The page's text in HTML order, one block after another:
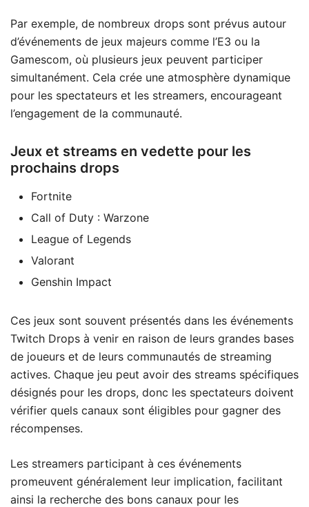
Par exemple, de nombreux drops sont prévus autour
d’événements de jeux majeurs comme l’E3 ou la
Gamescom, où plusieurs jeux peuvent participer
simultanément. Cela crée une atmosphère dynamique
pour les spectateurs et les streamers, encourageant
l’engagement de la communauté.
Jeux et streams en vedette pour les
prochains drops
Fortnite
Call of Duty : Warzone
League of Legends
Valorant
Genshin Impact
Ces jeux sont souvent présentés dans les événements
Twitch Drops à venir en raison de leurs grandes bases
de joueurs et de leurs communautés de streaming
actives. Chaque jeu peut avoir des streams spécifiques
désignés pour les drops, donc les spectateurs doivent
vérifier quels canaux sont éligibles pour gagner des
récompenses.
Les streamers participant à ces événements
promeuvent généralement leur implication, facilitant
ainsi la recherche des bons canaux pour les